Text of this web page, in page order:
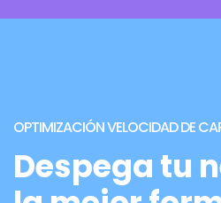
OPTIMIZACIÓN VELOCIDAD DE
Despega tu